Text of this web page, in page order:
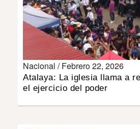
Nacional /Febrero 22, 2026
Atalaya: La iglesia llama a
el ejercicio del poder